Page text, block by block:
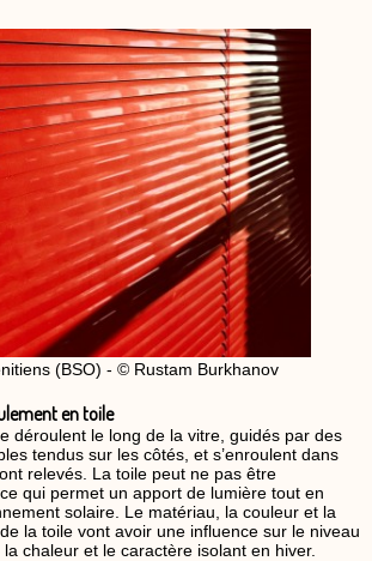
(BSO) - © Rustam Burkhanov
en toile
déroulent le long de la vitre, guidés par des
tendus sur les côtés, et s’enroulent dans
relevés. La toile peut ne pas être
qui permet un apport de lumière tout en
solaire. Le matériau, la couleur et la
la toile vont avoir une influence sur le niveau
chaleur et le caractère isolant en hiver.